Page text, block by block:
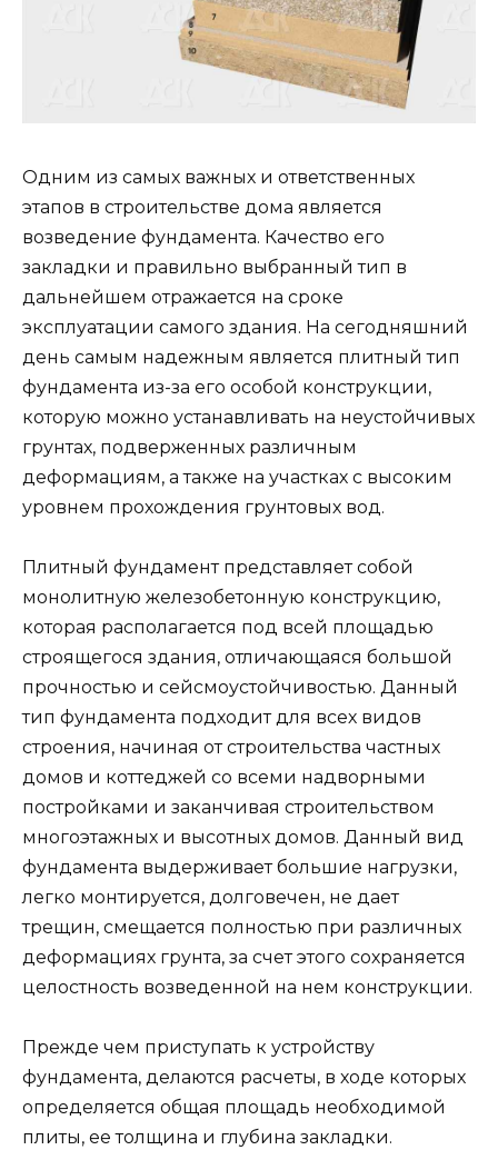
Одним из самых важных и ответственных
этапов в строительстве дома является
возведение фундамента. Качество его
закладки и правильно выбранный тип в
дальнейшем отражается на сроке
эксплуатации самого здания. На сегодняшний
день самым надежным является плитный тип
фундамента из-за его особой конструкции,
которую можно устанавливать на неустойчивых
грунтах, подверженных различным
деформациям, а также на участках с высоким
уровнем прохождения грунтовых вод.
Плитный фундамент представляет собой
монолитную железобетонную конструкцию,
которая располагается под всей площадью
строящегося здания, отличающаяся большой
прочностью и сейсмоустойчивостью. Данный
тип фундамента подходит для всех видов
строения, начиная от строительства частных
домов и коттеджей со всеми надворными
постройками и заканчивая строительством
многоэтажных и высотных домов. Данный вид
фундамента выдерживает большие нагрузки,
легко монтируется, долговечен, не дает
трещин, смещается полностью при различных
деформациях грунта, за счет этого сохраняется
целостность возведенной на нем конструкции.
Прежде чем приступать к устройству
фундамента, делаются расчеты, в ходе которых
определяется общая площадь необходимой
плиты, ее толщина и глубина закладки.